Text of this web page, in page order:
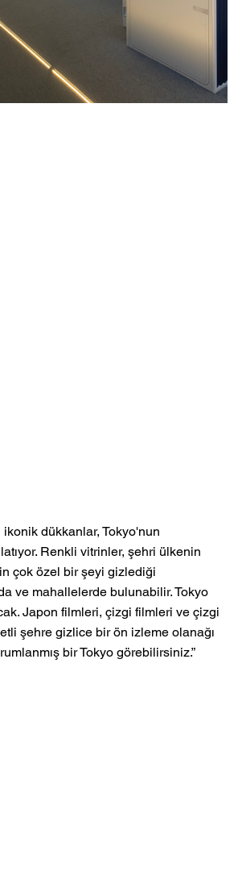
dükkanlar, Tokyo'nun
Renkli vitrinler, şehri ülkenin
çok özel bir şeyi gizlediği
ve mahallelerde bulunabilir. Tokyo
Japon filmleri, çizgi filmleri ve çizgi
şehre gizlice bir ön izleme olanağı
bir Tokyo görebilirsiniz.”